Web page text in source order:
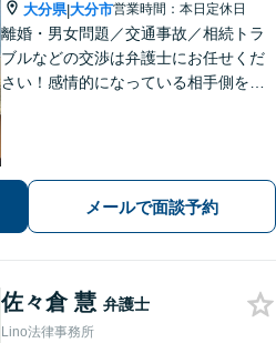
大分県|大分市営業時間：本日定休日
離婚・男女問題／交通事故／相続トラ
ブルなどの交渉は弁護士にお任せくだ
さい！感情的になっている相手側を冷
ヒアリングします。
メールで面談予約
佐々倉 慧 弁護士
Lino法律事務所